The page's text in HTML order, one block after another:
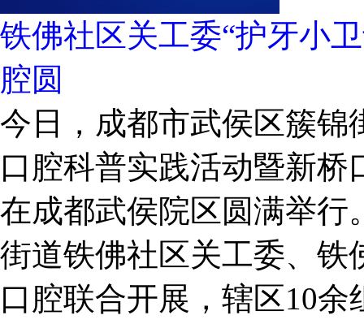
铁佛社区关工委“护牙小
腔圆
今日，成都市武侯区簇锦
口腔科普实践活动暨新
在成都武侯院区圆满举行
街道铁佛社区关工委、铁
口腔联合开展，辖区10